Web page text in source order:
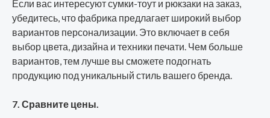
Если вас интересуют сумки-тоут и рюкзаки на заказ,
убедитесь, что фабрика предлагает широкий выбор
вариантов персонализации. Это включает в себя
выбор цвета, дизайна и техники печати. Чем больше
вариантов, тем лучше вы сможете подогнать
продукцию под уникальный стиль вашего бренда.
7. Сравните цены.